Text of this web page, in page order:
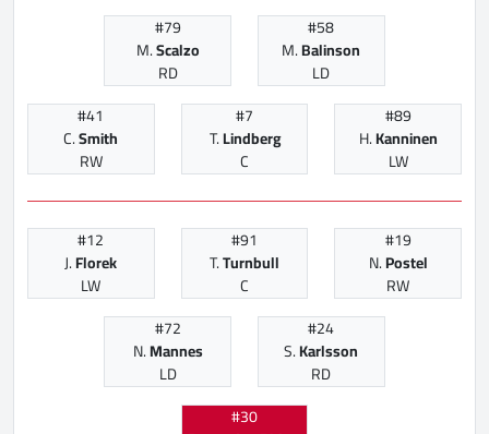
#79
M.Scalzo
RD
#58
M.Balinson
LD
#41
C.Smith
RW
#7
T.Lindberg
C
#89
H.Kanninen
LW
#12
J.Florek
LW
#91
T.Turnbull
C
#19
N.Postel
RW
#72
N.Mannes
LD
#24
S.Karlsson
RD
#30